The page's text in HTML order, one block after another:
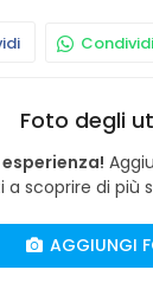
Condividi
Foto degli
a scoprire di più
AGGIUNGI